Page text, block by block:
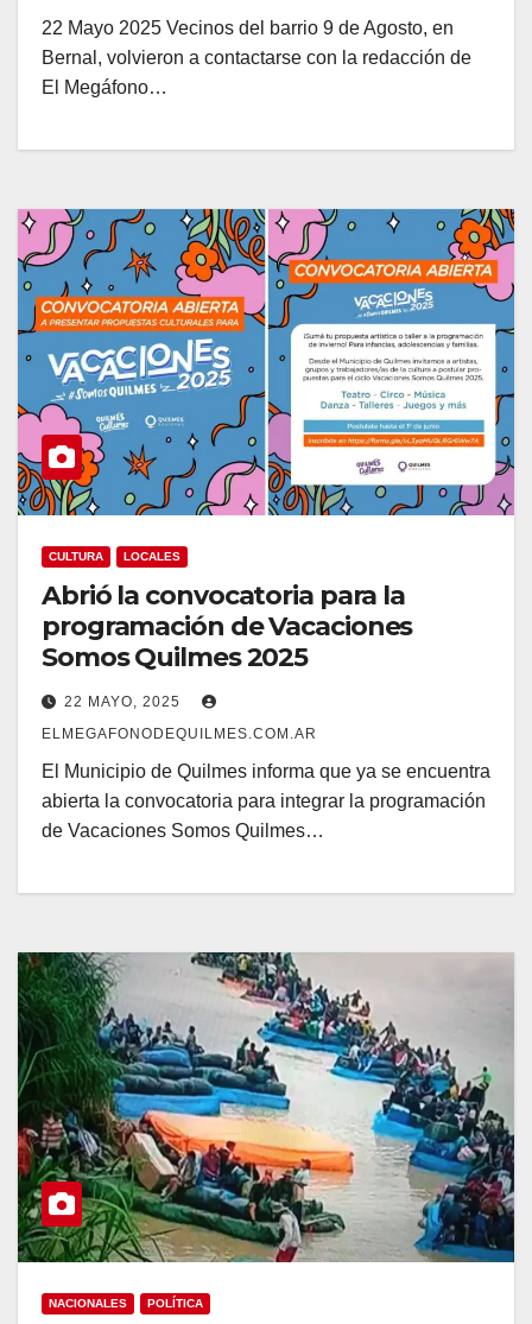
22 Mayo 2025 Vecinos del barrio 9 de Agosto, en
Bernal, volvieron a contactarse con la redacción de
El Megáfono…
CULTURA LOCALES
Abrió la convocatoria para la
programación de Vacaciones
Somos Quilmes 2025
22 MAYO, 2025
ELMEGAFONODEQUILMES.COM.AR
El Municipio de Quilmes informa que ya se encuentra
abierta la convocatoria para integrar la programación
de Vacaciones Somos Quilmes…
NACIONALES POLÍTICA